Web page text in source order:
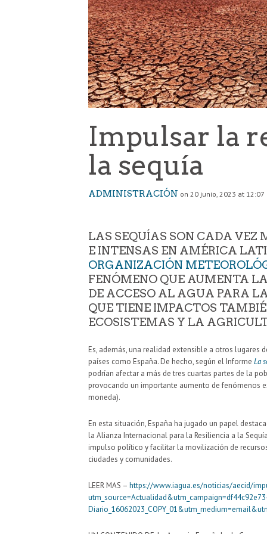
Impulsar la
la sequía
ADMINISTRACIÓN on 20 junio, 2023 at 12:07
LAS SEQUÍAS SON CADA VEZ
E INTENSAS EN AMÉRICA
ORGANIZACIÓN
FENÓMENO QUE AUMENTA
DE ACCESO AL AGUA PARA
QUE TIENE IMPACTOS
ECOSISTEMAS Y LA
Es, además, una realidad extensible a otros
países como España. De hecho, según el Informe La
podrían afectar a más de tres cuartas partes de la
provocando un importante aumento de fenómenos
moneda).
En esta situación, España ha jugado un papel
la Alianza Internacional para la Resiliencia a la
impulso político y facilitar la movilización de
ciudades y comunidades.
LEER MAS – https://www.iagua.es/noticias/aecid/